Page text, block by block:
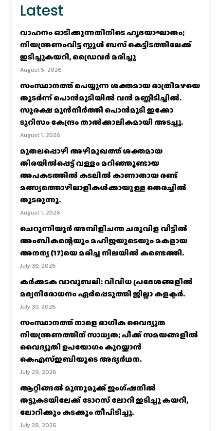
Latest
വാഹനം ഓടിക്കുന്നതിനിടെ ഹൃദയാഘാതം;
നിയന്ത്രണംവിട്ട സ്കൂൾ ബസ് കെട്ടിടത്തിലേക്ക്
ഇടിച്ചുകയറി, ഡ്രൈവർ മരിച്ചു
August 5, 2026
സംസ്ഥാനത്ത് പെയ്യുന്ന ശക്തമായ രാത്രിമഴയെ
തുടർന്ന് പൊൻമുടിയില്‍ വൻ മണ്ണിടിച്ചില്‍.
സുരക്ഷ മുൻനിർത്തി പൊൻമുടി ഇക്കോ
ടൂറിസം കേന്ദ്രം താല്‍ക്കാലികമായി അടച്ചു.
August 1, 2026
മുതലപ്പൊഴി അഴിമുഖത്ത് ശക്തമായ
തിരയിൽപ്പെട്ട് വള്ളം മറിഞ്ഞുണ്ടായ
അപകടത്തിൽ കടലിൽ കാണാതായ രണ്ട്
മത്സ്യത്തൊഴിലാളികൾക്കായുള്ള തെരച്ചിൽ
തുടരുന്നു.
August 1, 2026
ചെറുന്നിയൂർ അമ്പിളിചന്ത ചരുവിള വീട്ടിൽ
അംബികന്റെയും മഹിജയുടെയും മകളായ
അനന്യ (17)യെ മരിച്ച നിലയിൽ കണ്ടെത്തി.
July 30, 2026
കര്‍ക്കടക വാവുബലി: വിവിധ പ്രദേശങ്ങളില്‍
മദ്യനിരോധനം ഏര്‍പ്പെടുത്തി ജില്ലാ കളക്ടര്‍.
July 30, 2026
സംസ്ഥാനത്ത് നാളെ ഭാഗിക വൈദ്യുത
നിയന്ത്രണത്തിന് സാധ്യത; പീക്ക് സമയങ്ങളില്‍
വൈദ്യുതി ഉപയോഗം കുറയ്ക്കാൻ
കെഎസ്‌ഇബിയുടെ അഭ്യര്‍ഥന.
July 29, 2026
ആറ്റിങ്ങൽ മൂന്നുമുക്ക് ജംഗ്ഷനിൽ
തട്ടുകടയിലേക്ക് ടോറസ് ലോറി ഇടിച്ചു കയറി,
ലോറിക്കും കടക്കും തീപിടിച്ചു.
July 28, 2026